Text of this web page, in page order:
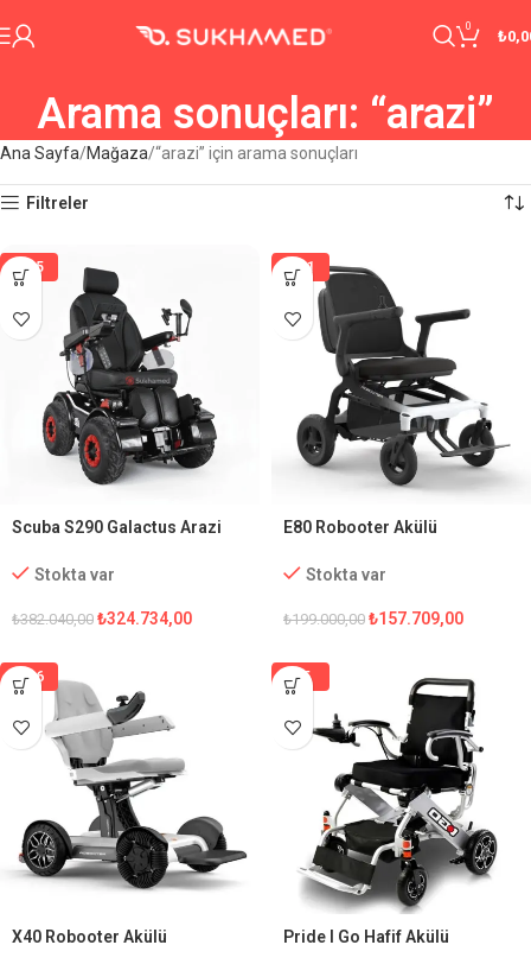
0
₺
Arama sonuçları: “arazi”
Ana Sayfa Mağaza “arazi” için arama sonuçları
Filtreler
%15
Scuba S290 Galactus Arazi
Sandalye
Stokta var
₺382.040,00 ₺324.734,00
%21
E80 Robooter Akülü
Stokta var
₺199.000,00 ₺157.709,00
%16
X40 Robooter Akülü
%5
Pride I Go Hafif Akülü